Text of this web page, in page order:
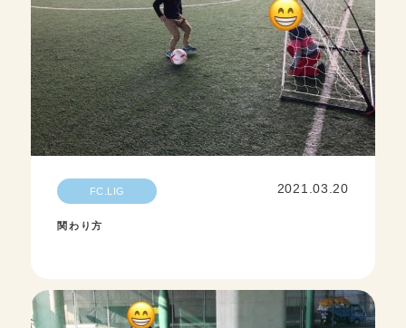
FC.LIG 2021.03.20
関わり方